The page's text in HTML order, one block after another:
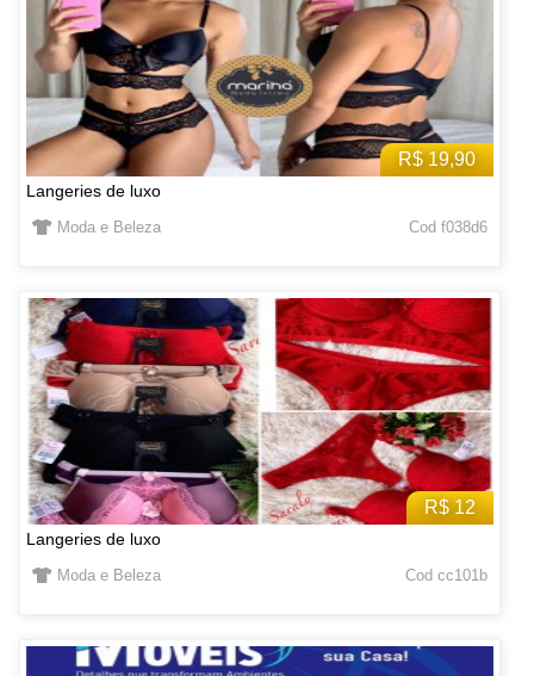
R$ 19,90
Langeries de luxo
Moda e Beleza Cod f038d6
R$ 12
Langeries de luxo
Moda e Beleza Cod cc101b